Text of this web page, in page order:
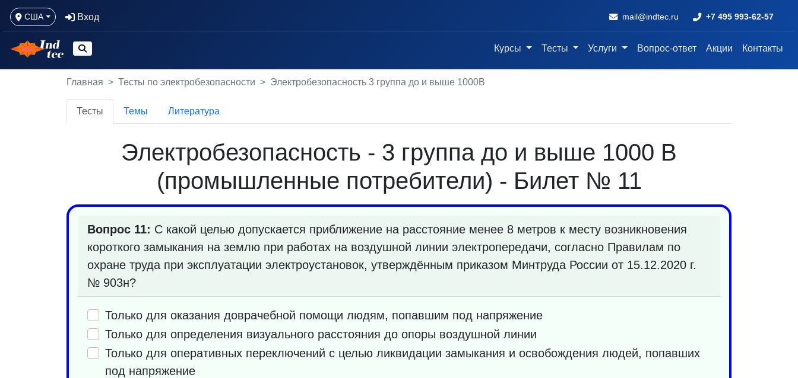
США Вход mail@indtec.ru +7 495 993-62-57
Курсы Тесты Услуги Вопрос-ответ Акции Контакты
Главная Тесты по электробезопасности Электробезопасность 3 группа до и выше 1000В
Тесты Темы Литература
Электробезопасность - 3 группа до и выше 1000 В
(промышленные потребители) - Билет № 11
Вопрос 11: С какой целью допускается приближение на расстояние менее 8 метров к месту возникновения
короткого замыкания на землю при работах на воздушной линии электропередачи, согласно Правилам по
охране труда при эксплуатации электроустановок, утверждённым приказом Минтруда России от 15.12.2020 г.
№ 903н?
Только для оказания доврачебной помощи людям, попавшим под напряжение
Только для определения визуального расстояния до опоры воздушной линии
Только для оперативных переключений с целью ликвидации замыкания и освобождения людей, попавших
под напряжение